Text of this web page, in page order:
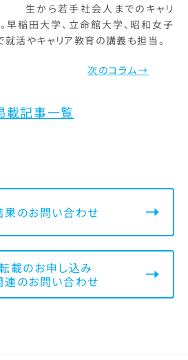
生から若手社会人までのキャリ
早稲田大学、立命館大学、昭和女子
活やキャリア教育の講義も担当。
次のコラム→
載記事一覧
果のお問い合わせ
載のお申し込み
連のお問い合わせ